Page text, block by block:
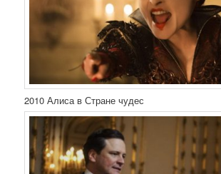
2010 Алиса в Стране чудес